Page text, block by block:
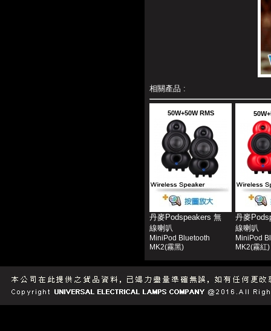
相關產品 :
50W+50W RMS
丹麥Podspeakers 無
線喇叭
MiniPod Bluetooth
MK2(霧黑)
丹麥
線喇叭
MiniPod
MK2(霧紅)